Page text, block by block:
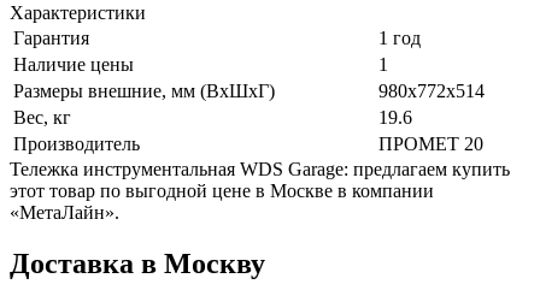
Характеристики
Гарантия
1 год
Наличие цены
1
Размеры внешние, мм (ВхШхГ)
980x772x514
Вес, кг
19.6
Производитель
ПРОМЕТ 20
Тележка инструментальная WDS Garage: предлагаем купить
этот товар по выгодной цене в Москве в компании
«МетаЛайн».
Доставка в Москву